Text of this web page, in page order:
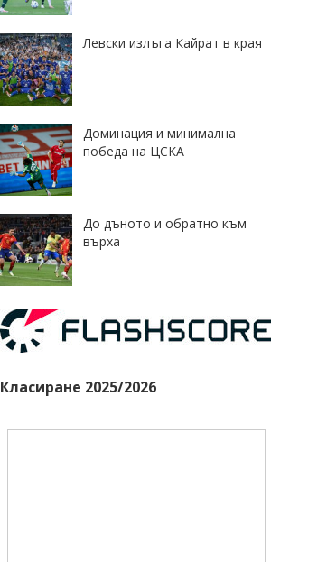
Левски излъга Кайрат в края
Доминация и минимална
победа на ЦСКА
До дъното и обратно към
върха
Класиране 2025/2026